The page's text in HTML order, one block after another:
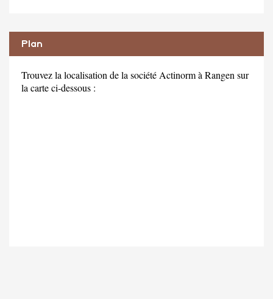
Plan
Trouvez la localisation de la société Actinorm à Rangen sur
la carte ci-dessous :